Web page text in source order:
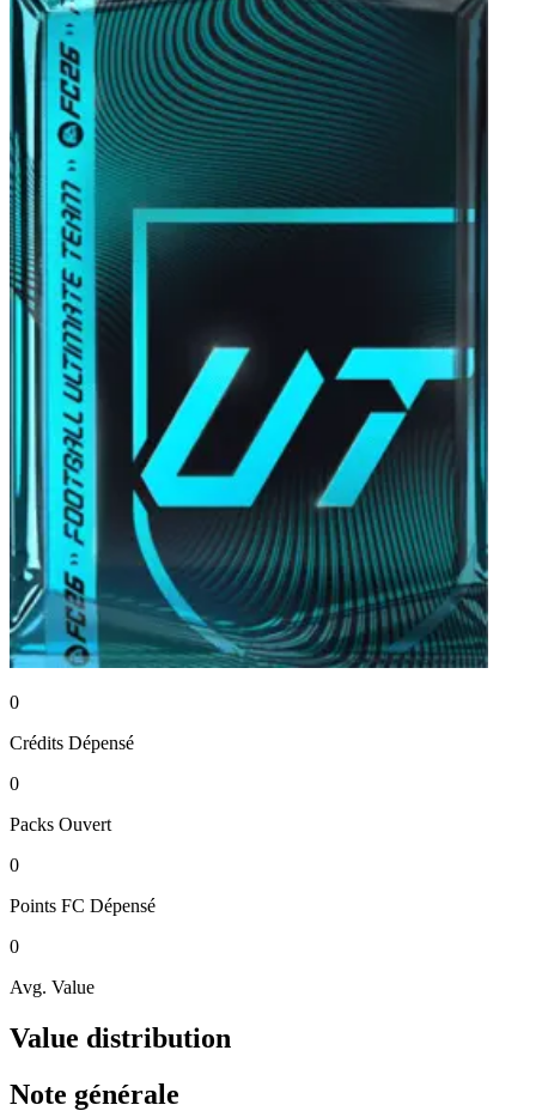
0
Crédits Dépensé
0
Packs Ouvert
0
Points FC Dépensé
0
Avg. Value
Value distribution
Note générale